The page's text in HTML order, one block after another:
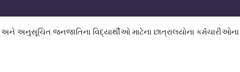
અનુસૂચિત જનજાતિના વિદ્યાર્થીઓ માટેના છાત્રાલયોના